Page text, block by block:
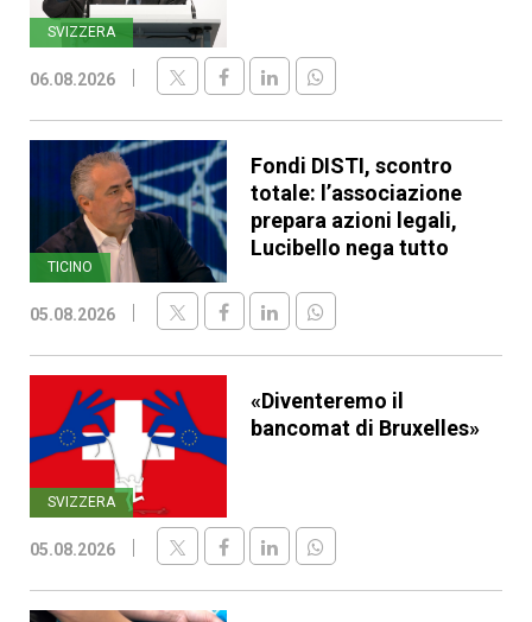
SVIZZERA
06.08.2026
TICINO
Fondi DISTI, scontro
totale: l’associazione
prepara azioni legali,
Lucibello nega tutto
05.08.2026
SVIZZERA
«Diventeremo il
bancomat di Bruxelles»
05.08.2026